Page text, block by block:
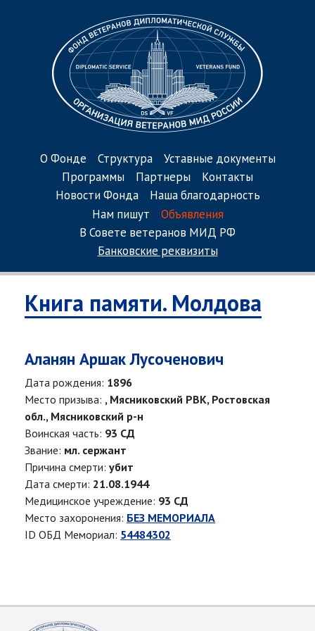
О Фонде Структура
Уставные документы
Программы
Партнеры
Контакты
Новости Фонда
Наша благодарность
Нам пишут
Объявления
В Совете ветеранов МИД РФ
Банковские реквизиты
Книга памяти. Молдова
Аланян Аршак Лусоченович
Дата рождения: 1896
Место призыва: , Мясниковский РВК, Ростовская
обл., Мясниковский р-н
Воинская часть: 93 СД
Звание: мл. сержант
Причина смерти: убит
Дата смерти: 21.08.1944
Медицинское учреждение: 93 СД
Место захоронения: БЕЗ МЕМОРИАЛА
ID ОБД Мемориал: 54484302